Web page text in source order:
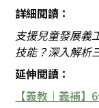
詳細閱讀：
支援兒童發展義
技能？深入解析
延伸閱讀：
【義教｜義補